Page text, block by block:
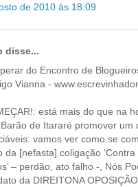
de 2010 às 18:09
disse...
do Encontro de
Vianna -
está mais do que na
de Itararé promover um
vamos ver como se
da [nefasta] coligação
– perdão, ato falho -, Nós
da DIREITONA OPOSIÇÃO